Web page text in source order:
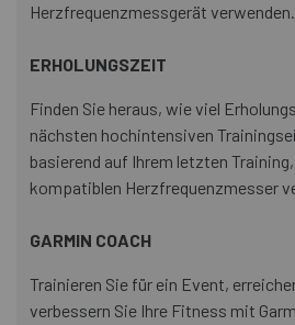
Herzfrequenzmessgerät verwenden.
ERHOLUNGSZEIT
Finden Sie heraus, wie viel
nächsten hochintensiven
basierend auf Ihrem letzten
kompatiblen Herzfrequenzmesser
GARMIN COACH
Trainieren Sie für ein Event,
verbessern Sie Ihre Fitness mit